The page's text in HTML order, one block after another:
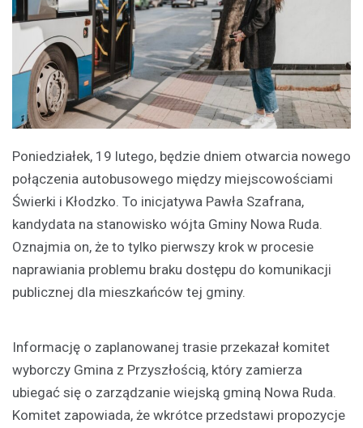
Poniedziałek, 19 lutego, będzie dniem otwarcia nowego
połączenia autobusowego między miejscowościami
Świerki i Kłodzko. To inicjatywa Pawła Szafrana,
kandydata na stanowisko wójta Gminy Nowa Ruda.
Oznajmia on, że to tylko pierwszy krok w procesie
naprawiania problemu braku dostępu do komunikacji
publicznej dla mieszkańców tej gminy.
Informację o zaplanowanej trasie przekazał komitet
wyborczy Gmina z Przyszłością, który zamierza
ubiegać się o zarządzanie wiejską gminą Nowa Ruda.
Komitet zapowiada, że wkrótce przedstawi propozycje